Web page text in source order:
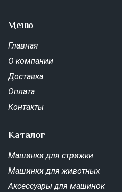
Меню
Главная
О компании
Доставка
Оплата
Контакты
Каталог
Машинки для стрижки
Машинки для животных
Аксессуары для машинок